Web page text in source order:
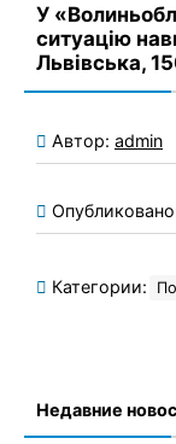
У
ситуацію
Львівська,
Автор: admin
Категории:
Недавние